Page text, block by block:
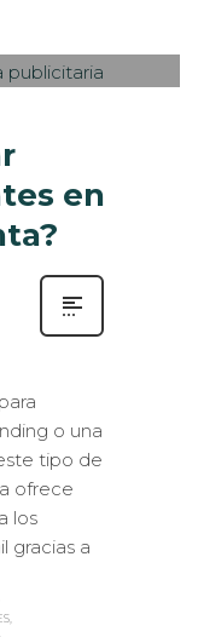
en
o una
tipo de
ofrece
los
a